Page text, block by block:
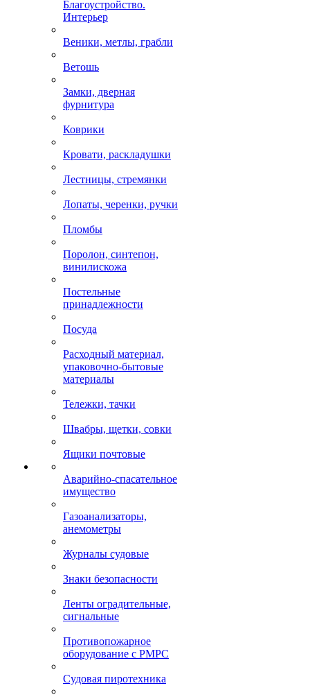
Благоустройство.
Интерьер
Веники, метлы, грабли
Ветошь
Замки, дверная
фурнитура
Коврики
Кровати, раскладушки
Лестницы, стремянки
Лопаты, черенки, ручки
Пломбы
Поролон, синтепон,
винилискожа
Постельные
принадлежности
Посуда
Расходный материал,
упаковочно-бытовые
материалы
Тележки, тачки
Швабры, щетки, совки
Ящики почтовые
Аварийно-спасательное
имущество
Газоанализаторы,
анемометры
Журналы судовые
Знаки безопасности
Ленты оградительные,
сигнальные
Противопожарное
оборудование с РМРС
Судовая пиротехника